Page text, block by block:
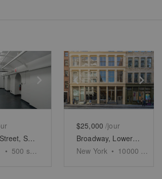
previous slideShow next slide
Crosby Street, Soho - The Sub Level Space
• 500 sq ft
Show previous slide
$25,000 /jour
Broadway, Lower Manhattan - The High-End Space
New York • 10000